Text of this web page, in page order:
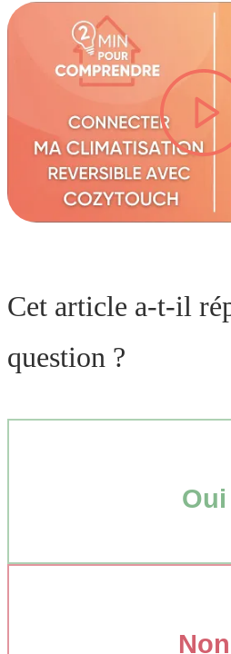
lire
Cet article a-t-il
question ?
Oui
Non